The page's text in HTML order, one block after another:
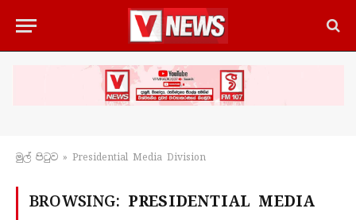
මුල් පිටු​ව » Presidential Media Division
BROWSING: PRESIDENTIAL MEDIA